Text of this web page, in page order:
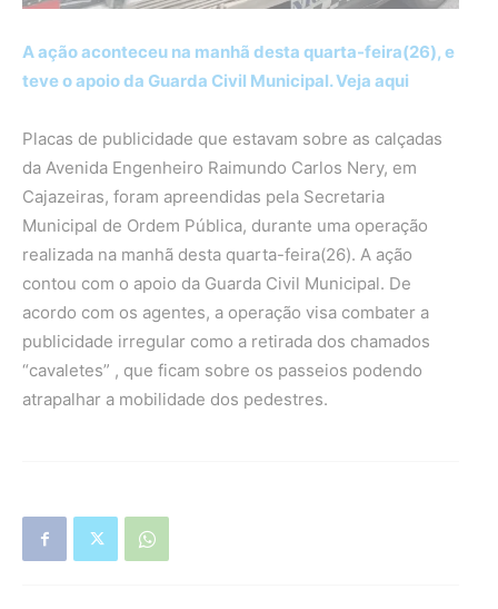
A ação aconteceu na manhã desta quarta-feira(26), e
teve o apoio da Guarda Civil Municipal. Veja aqui
Placas de publicidade que estavam sobre as calçadas
da Avenida Engenheiro Raimundo Carlos Nery, em
Cajazeiras, foram apreendidas pela Secretaria
Municipal de Ordem Pública, durante uma operação
realizada na manhã desta quarta-feira(26). A ação
contou com o apoio da Guarda Civil Municipal. De
acordo com os agentes, a operação visa combater a
publicidade irregular como a retirada dos chamados
“cavaletes” , que ficam sobre os passeios podendo
atrapalhar a mobilidade dos pedestres.